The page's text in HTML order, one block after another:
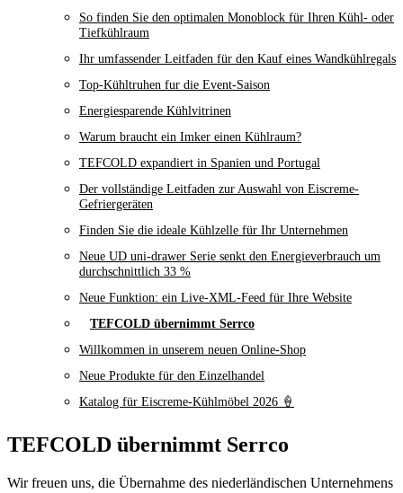
So finden Sie den optimalen Monoblock für Ihren Kühl- oder
Tiefkühlraum
Ihr umfassender Leitfaden für den Kauf eines Wandkühlregals
Top-Kühltruhen fur die Event-Saison
Energiesparende Kühlvitrinen
Warum braucht ein Imker einen Kühlraum?
TEFCOLD expandiert in Spanien und Portugal
Der vollständige Leitfaden zur Auswahl von Eiscreme-
Gefriergeräten
Finden Sie die ideale Kühlzelle für Ihr Unternehmen
Neue UD uni-drawer Serie senkt den Energieverbrauch um
durchschnittlich 33 %
Neue Funktion: ein Live-XML-Feed für Ihre Website
TEFCOLD übernimmt Serrco
Willkommen in unserem neuen Online-Shop
Neue Produkte für den Einzelhandel
Katalog für Eiscreme-Kühlmöbel 2026 🍦
TEFCOLD übernimmt Serrco
Wir freuen uns, die Übernahme des niederländischen Unternehmens